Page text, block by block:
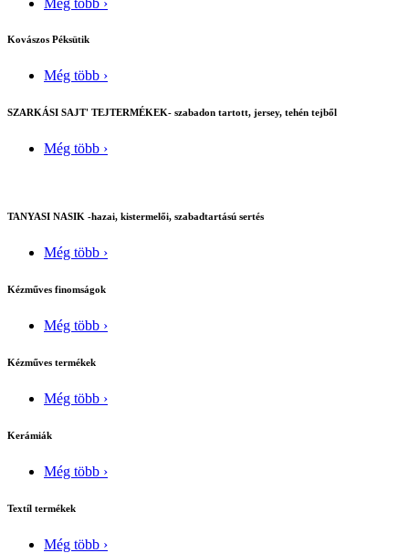
Kovászos Péksütik
Még több ›
SZARKÁSI SAJT' TEJTERMÉKEK- szabadon tartott, jersey, tehén tejből
Még több ›
TANYASI NASIK -hazai, kistermelői, szabadtartású sertés
Még több ›
Kézműves finomságok
Még több ›
Kézműves termékek
Még több ›
Kerámiák
Még több ›
Textíl termékek
Még több ›